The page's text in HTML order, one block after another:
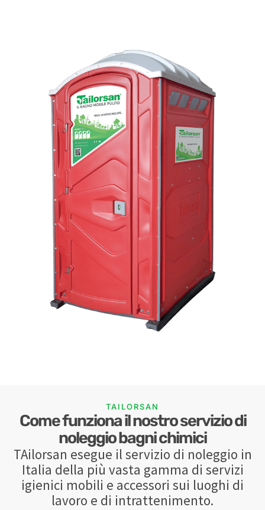
TAILORSAN
Come funziona il nostro servizio di
noleggio bagni chimici
TAilorsan esegue il servizio di noleggio in
Italia della più vasta gamma di servizi
igienici mobili e accessori sui luoghi di
lavoro e di intrattenimento.